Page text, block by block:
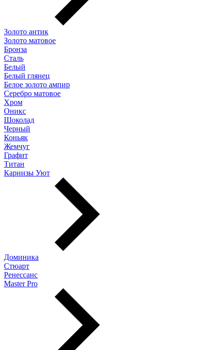
Золото антик
Золото матовое
Бронза
Сталь
Белый
Белый глянец
Белое золото ампир
Серебро матовое
Хром
Оникс
Шоколад
Черный
Коньяк
Жемчуг
Графит
Титан
Карнизы Уют
Доминика
Стюарт
Ренессанс
Master Pro